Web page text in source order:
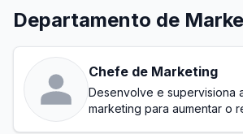
Departamento de
Chefe de Marketing
Desenvolve e supervisiona
marketing para aumentar o